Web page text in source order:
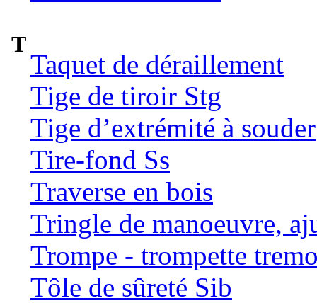
T
Taquet de déraillement
Tige de tiroir Stg
Tige d’extrémité à souder
Tire-fond Ss
Traverse en bois
Tringle de manoeuvre,
Trompe - trompette
Tôle de sûreté Sib